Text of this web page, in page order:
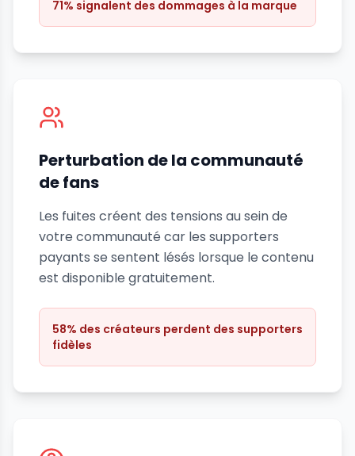
71% signalent des dommages à la marque
Perturbation de la communauté
de fans
Les fuites créent des tensions au sein de
votre communauté car les supporters
payants se sentent lésés lorsque le contenu
est disponible gratuitement.
58% des créateurs perdent des supporters
fidèles